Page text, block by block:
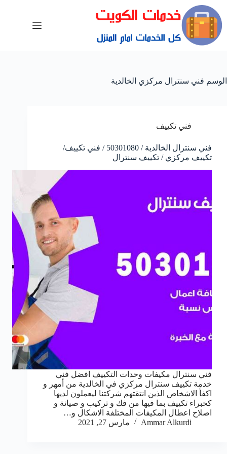
الوسم فني سنترال مركزي الخالدية
فني تكييف
فني سنترال الخالدية / 50301080 / فني تكييف/
تكييف مركزي / تكييف سنترال
فني سنترال مكيفات وحدات التكييف افضل فني
خدمة تكييف سنترال مركزي في الخالدية من أمهر و
اكفأ الاشخاص الذين انتقتهم شركتنا ليعملون لديها
كخبراء تكييف بما فيها من فك و تركيب و صيانة و
اصلاح اعطال المكيفات المختلفة الاشكال و…
Ammar Alkurdi
مارس 27, 2021